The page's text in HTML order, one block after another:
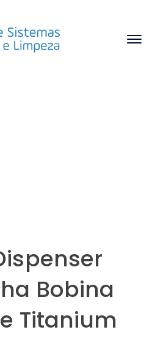
Bobina
Titanium